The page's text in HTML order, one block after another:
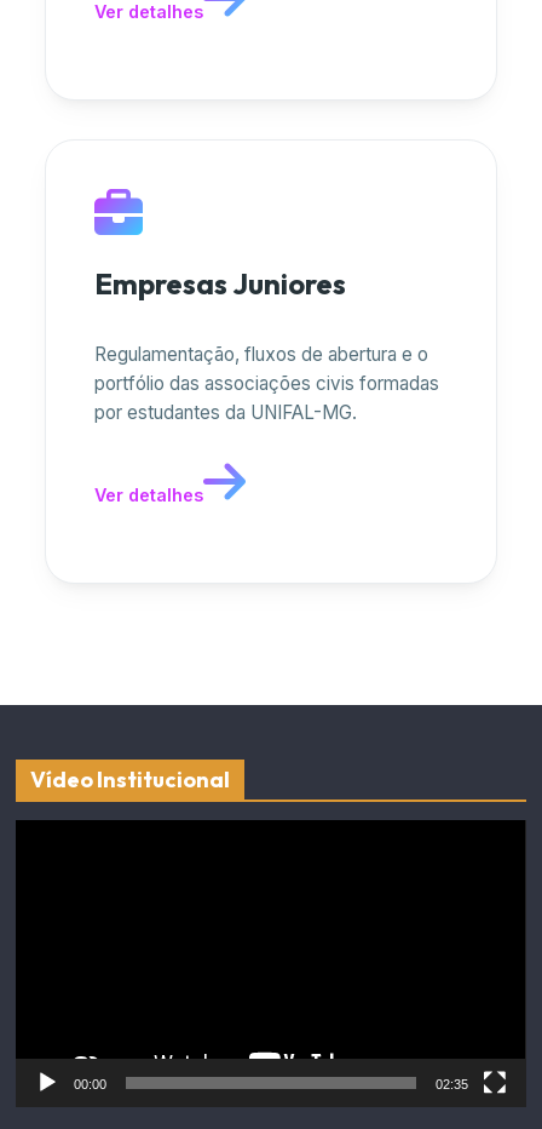
Ver detalhes
Empresas Juniores
Regulamentação, fluxos de abertura e o
portfólio das associações civis formadas
por estudantes da UNIFAL-MG.
Ver detalhes
Vídeo Institucional
00:00 02:35